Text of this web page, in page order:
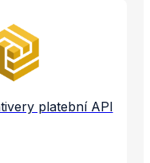
služby
platební API